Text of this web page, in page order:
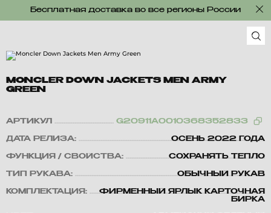
Бесплатная доставка во все регионы России
MONCLER DOWN JACKETS MEN ARMY
GREEN
АРТИКУЛ G20911A0010368352833
ДАТА РЕЛИЗА: ОСЕНЬ 2022 ГОДА
ФУНКЦИЯ / СВОЙСТВА: СОХРАНЯТЬ ТЕПЛО
ТИП РУКАВА: ОБЫЧНЫЙ РУКАВ
КОМПЛЕКТАЦИЯ:
ФИРМЕННЫЙ ЯРЛЫК КАРТОЧНАЯ
БИРКА